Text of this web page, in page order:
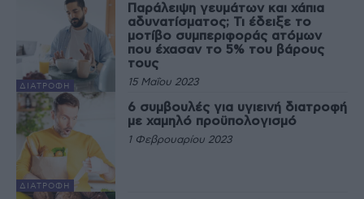
ΔΙΑΤΡΟΦΉ
Παράλειψη γευμάτων και χάπια
αδυνατίσματος; Τι έδειξε το
μοτίβο συμπεριφοράς ατόμων
που έχασαν το 5% του βάρους
τους
15 Μαΐου 2023
ΔΙΑΤΡΟΦΉ
6 συμβουλές για υγιεινή διατροφή
με χαμηλό προϋπολογισμό
1 Φεβρουαρίου 2023